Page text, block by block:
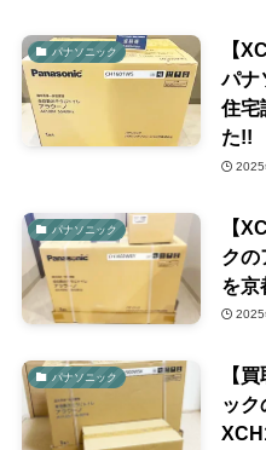
パナソニック
【
パナ
住宅
た!!
2025
パナソニック
【
クの
を京
2025
パナソニック
【
ック